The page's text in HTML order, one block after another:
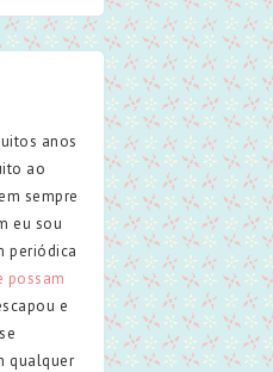
anos
ao
sempre
eu sou
periódica
possam
e
qualquer